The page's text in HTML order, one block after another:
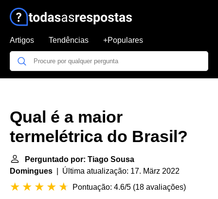
Artigos Tendências +Populares
Qual é a maior
termelétrica do Brasil?
Perguntado por: Tiago Sousa
Domingues | Última atualização: 17. März 2022
Pontuação: 4.6/5 (18 avaliações)